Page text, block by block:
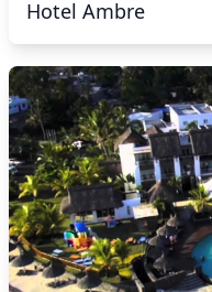
Hotel Ambre